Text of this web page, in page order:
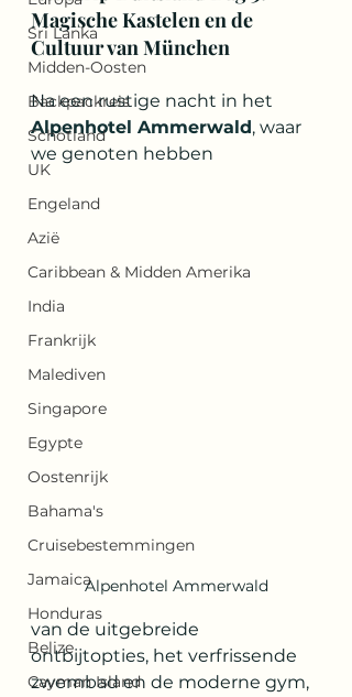
Sri Lanka
Midden-Oosten
Backpackreis
Schotland
UK
Engeland
Azië
Caribbean & Midden Amerika
India
Frankrijk
Malediven
Singapore
Egypte
Oostenrijk
Bahama's
Cruisebestemmingen
Jamaica
Honduras
Belize
Cayman Island
Magische Kastelen en de
Cultuur van München
Na een rustige nacht in het
Alpenhotel Ammerwald, waar
we genoten hebben
Alpenhotel Ammerwald
van de uitgebreide
ontbijtopties, het verfrissende
zwembad en de moderne gym,